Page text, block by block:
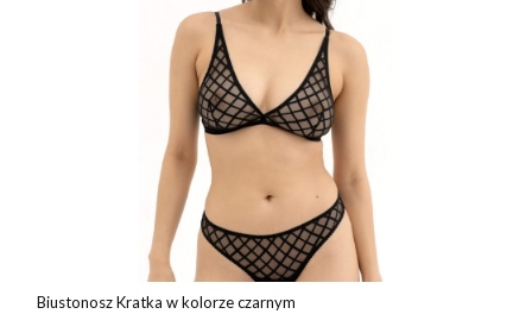
Biustonosz Kratka w kolorze czarnym